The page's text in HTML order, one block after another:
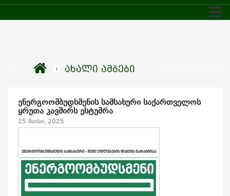
ახალი ამბები
ენერგოომბუდსმენის სამსახური საქართველოს
ყრუთა კავშირს ესტუმრა
15 მაისი, 2025